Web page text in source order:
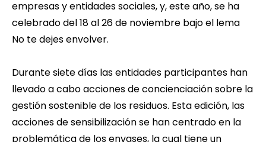
empresas y entidades sociales, y, este año, se ha
celebrado del 18 al 26 de noviembre bajo el lema
No te dejes envolver.
Durante siete días las entidades participantes han
llevado a cabo acciones de concienciación sobre la
gestión sostenible de los residuos. Esta edición, las
acciones de sensibilización se han centrado en la
problemática de los envases, la cual tiene un